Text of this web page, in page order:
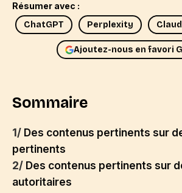
Résumer avec :
ChatGPT
Perplexity
Ajoutez-nous en favori
Sommaire
1/ Des contenus pertinents sur
pertinents
2/ Des contenus pertinents sur
autoritaires